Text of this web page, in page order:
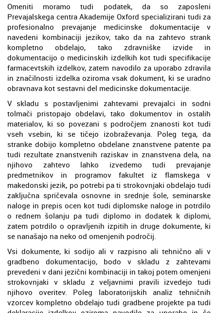
Omeniti moramo tudi podatek, da so zaposleni
Prevajalskega centra Akademije Oxford specializirani tudi za
profesionalno prevajanje medicinske dokumentacije v
navedeni kombinaciji jezikov, tako da na zahtevo strank
kompletno obdelajo, tako zdravniške izvide in
dokumentacijo o medicinskih izdelkih kot tudi specifikacije
farmacevtskih izdelkov, zatem navodilo za uporabo zdravila
in značilnosti izdelka oziroma vsak dokument, ki se uradno
obravnava kot sestavni del medicinske dokumentacije.
V skladu s postavljenimi zahtevami prevajalci in sodni
tolmači pristopajo obdelavi, tako dokumentov in ostalih
materialov, ki so povezani s področjem znanosti kot tudi
vseh vsebin, ki se tičejo izobraževanja. Poleg tega, da
stranke dobijo kompletno obdelane znanstvene patente pa
tudi rezultate znanstvenih raziskav in znanstvena dela, na
njihovo zahtevo lahko izvedemo tudi prevajanje
predmetnikov in programov fakultet iz flamskega v
makedonski jezik, po potrebi pa ti strokovnjaki obdelajo tudi
zaključna spričevala osnovne in srednje šole, seminarske
naloge in prepis ocen kot tudi diplomske naloge in potrdilo
o rednem šolanju pa tudi diplomo in dodatek k diplomi,
zatem potrdilo o opravljenih izpitih in druge dokumente, ki
se nanašajo na neko od omenjenih področij.
Vsi dokumente, ki sodijo ali v razpisno ali tehnično ali v
gradbeno dokumentacijo, bodo v skladu z zahtevami
prevedeni v dani jezični kombinaciji in takoj potem omenjeni
strokovnjaki v skladu z veljavnimi pravili izvedejo tudi
njihovo overitev. Poleg laboratorijskih analiz tehničnih
vzorcev kompletno obdelajo tudi gradbene projekte pa tudi